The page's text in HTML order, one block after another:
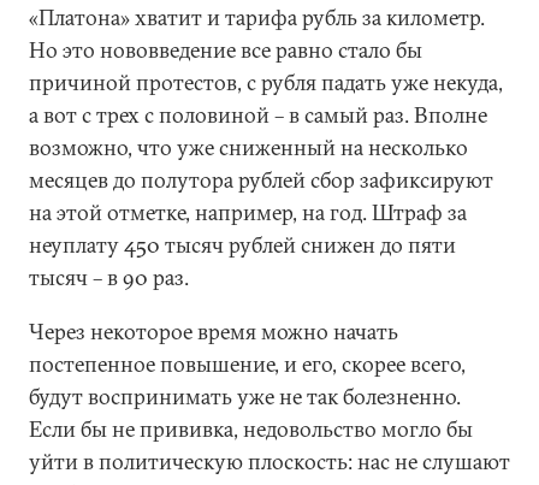
«Платона» хватит и тарифа рубль за километр.
Но это нововведение все равно стало бы
причиной протестов, с рубля падать уже некуда,
а вот с трех с половиной – в самый раз. Вполне
возможно, что уже сниженный на несколько
месяцев до полутора рублей сбор зафиксируют
на этой отметке, например, на год. Штраф за
неуплату 450 тысяч рублей снижен до пяти
тысяч – в 90 раз.
Через некоторое время можно начать
постепенное повышение, и его, скорее всего,
будут воспринимать уже не так болезненно.
Если бы не прививка, недовольство могло бы
уйти в политическую плоскость: нас не слушают